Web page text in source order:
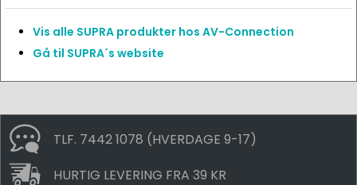
Vis alle SUPRA produkter hos AV-Connection
Gå til SUPRA´s website
TLF. 7442 1078 (HVERDAGE 9-17)
HURTIG LEVERING FRA 39 KR